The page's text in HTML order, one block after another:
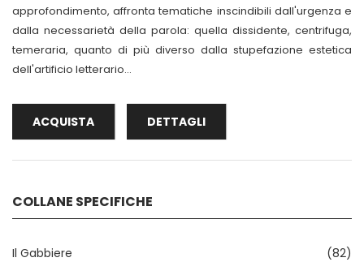
approfondimento, affronta tematiche inscindibili dall'urgenza e
dalla necessarietà della parola: quella dissidente, centrifuga,
temeraria, quanto di più diverso dalla stupefazione estetica
dell'artificio letterario...
ACQUISTA DETTAGLI
COLLANE SPECIFICHE
Il Gabbiere (82)